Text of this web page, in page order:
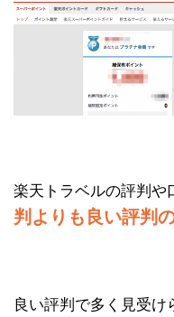
楽天トラベルの評判や
判よりも良い評判
良い評判で多く見受け